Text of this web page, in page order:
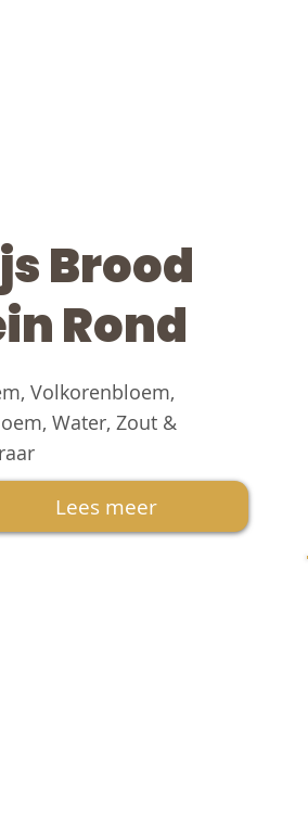
Brood
Rond
Volkorenbloem,
Water, Zout &
Lees meer